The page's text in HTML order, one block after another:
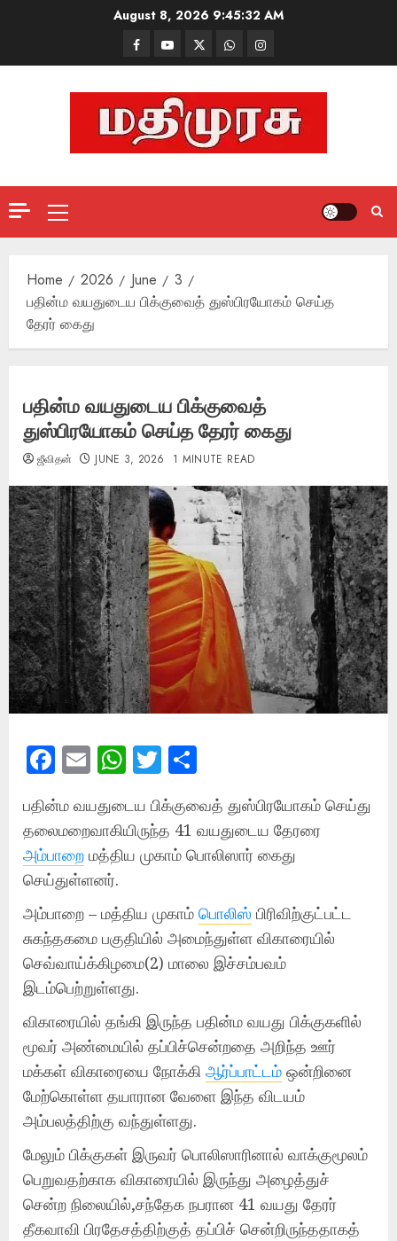
August 8, 2026 9:45:33 AM
FacebookMathemurasu
TV
TwitterWhatsAppInstagram
Primary
Menu
Home 2026 June
3
பதின்ம வயதுடைய பிக்குவைத் துஸ்பிரயோகம் செய்த
தேரர் கைது
பதின்ம வயதுடைய பிக்குவைத்
துஸ்பிரயோகம் செய்த தேரர் கைது
ஜீவிதன் JUNE 3, 2026 1 MINUTE READ
Facebook
EmailWhatsApp
Twitter
பதின்ம வயதுடைய பிக்குவைத் துஸ்பிரயோகம் செய்து
தலைமறைவாகியிருந்த 41 வயதுடைய தேரரை
அம்பாறை மத்திய முகாம் பொலிஸார் கைது
செய்துள்ளனர்.
அம்பாறை – மத்திய முகாம் பொலிஸ் பிரிவிற்குட்பட்ட
சுகந்தகமை பகுதியில் அமைந்துள்ள விகாரையில்
செவ்வாய்க்கிழமை(2) மாலை இச்சம்பவம்
இடம்பெற்றுள்ளது.
விகாரையில் தங்கி இருந்த பதின்ம வயது பிக்குகளில்
மூவர் அண்மையில் தப்பிச்சென்றதை அறிந்த ஊர்
மக்கள் விகாரையை நோக்கி ஆர்ப்பாட்டம் ஒன்றினை
மேற்கொள்ள தயாரான வேளை இந்த விடயம்
அம்பலத்திற்கு வந்துள்ளது.
மேலும் பிக்குகள் இருவர் பொலிஸாரினால் வாக்குமூலம்
பெறுவதற்காக விகாரையில் இருந்து அழைத்துச்
சென்ற நிலையில்,சந்தேக நபரான 41 வயது தேரர்
தீகவாவி பிரதேசத்திற்குத் தப்பிச் சென்றிருந்ததாகத்